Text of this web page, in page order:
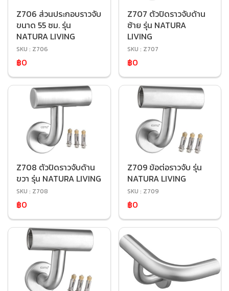
Z706 ส่วนประกอบราวจับ
ขนาด 55 ซม. รุ่น
NATURA LIVING
SKU : Z706
฿0
Z707 ตัวปิดราวจับด้าน
ซ้าย รุ่น NATURA
LIVING
SKU : Z707
฿0
Z708 ตัวปิดราวจับด้าน
ขวา รุ่น NATURA LIVING
SKU : Z708
฿0
Z709 ข้อต่อราวจับ รุ่น
NATURA LIVING
SKU : Z709
฿0